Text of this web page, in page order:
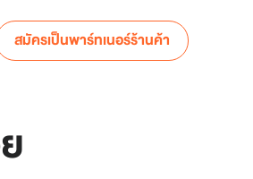
สมัครเป็นพาร์ทเนอร์ร้านค้า